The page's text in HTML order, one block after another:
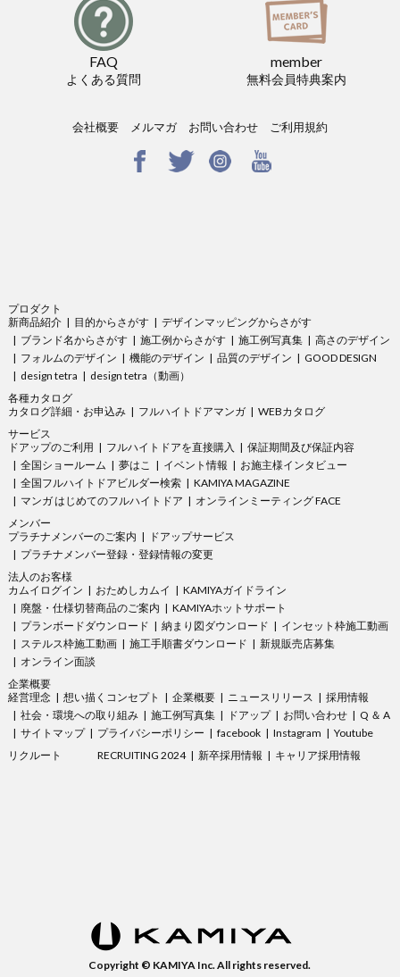
FAQ
よくある質問
member
無料会員特典案内
会社概要 メルマガ お問い合わせ ご利用規約
プロダクト
新商品紹介
目的からさがす
デザインマッピングからさがす
ブランド名からさがす
施工例からさがす 施工例写真集
高さのデザイン
フォルムのデザイン
機能のデザイン 品質のデザイン
GOOD DESIGN
design tetra
design tetra（動画）
各種カタログ
カタログ詳細・お申込み
フルハイトドアマンガ
WEBカタログ
サービス
ドアップのご利用
フルハイトドアを直接購入
保証期間及び保証内容
全国ショールーム
夢はこ イベント情報
お施主様インタビュー
全国フルハイトドアビルダー検索
KAMIYA MAGAZINE
マンガ はじめてのフルハイトドア
オンラインミーティング FACE
メンバー
プラチナメンバーのご案内
ドアップサービス
プラチナメンバー登録・登録情報の変更
法人のお客様
カムイログイン
おためしカムイ
KAMIYAガイドライン
廃盤・仕様切替商品のご案内
KAMIYAホットサポート
プランボードダウンロード
納まり図ダウンロード
インセット枠施工動画
ステルス枠施工動画
施工手順書ダウンロード
新規販売店募集
オンライン面談
企業概要
経営理念
想い描くコンセプト 企業概要 ニュースリリース
採用情報
社会・環境への取り組み
施工例写真集 ドアップ お問い合わせ
Q ＆ A
サイトマップ
プライバシーポリシー facebook Instagram
Youtube
リクルート
RECRUITING 2024 新卒採用情報 キャリア採用情報
Copyright © KAMIYA Inc. All rights reserved.